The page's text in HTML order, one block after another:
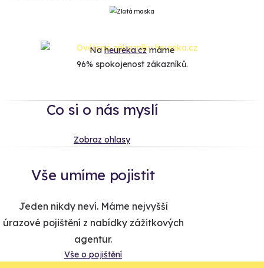
Naheureka.czmáme
96% spokojenost zákazníků.
Co si o nás myslí
Zobraz ohlasy
Vše umíme pojistit
Jeden nikdy neví. Máme nejvyšší
úrazové pojištění z nabídky zážitkových
agentur.
Vše o pojištění